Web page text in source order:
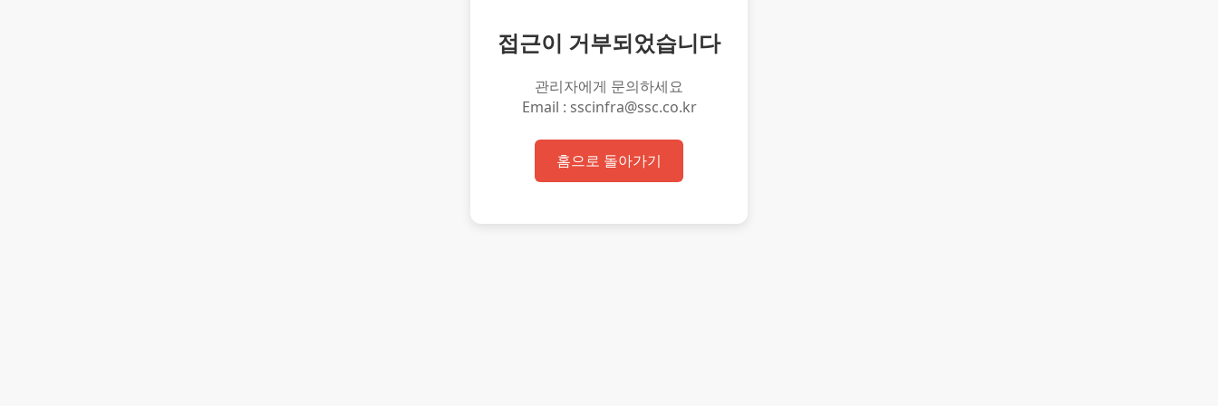
접근이 거부되었습니다
관리자에게 문의하세요
Email : sscinfra@ssc.co.kr
홈으로 돌아가기